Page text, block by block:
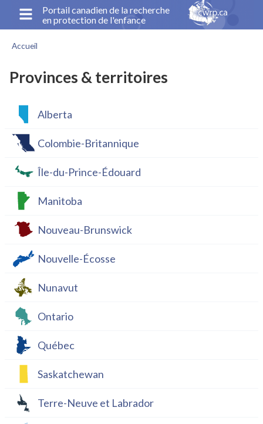
principal
Portail canadien de la recherche
en protection de l'enfance
d'Ariane
Accueil
Provinces & territoires
Alberta
Colombie-Britannique
Île-du-Prince-Édouard
Manitoba
Nouveau-Brunswick
Nouvelle-Écosse
Nunavut
Ontario
Québec
Saskatchewan
Terre-Neuve et Labrador